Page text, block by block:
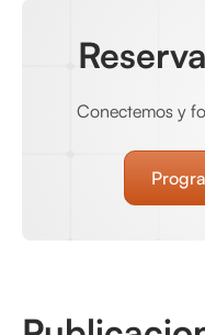
Conectemos y